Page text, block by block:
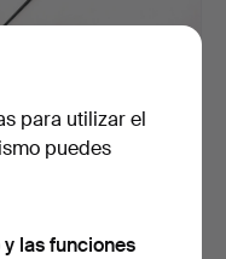
TRIANGULAR CON
27 mar 2025
para utilizar el
puedes
las funciones